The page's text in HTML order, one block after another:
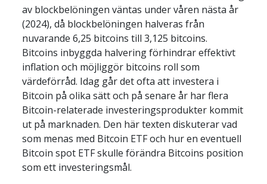
av blockbelöningen väntas under våren nästa år
(2024), då blockbelöningen halveras från
nuvarande 6,25 bitcoins till 3,125 bitcoins.
Bitcoins inbyggda halvering förhindrar effektivt
inflation och möjliggör bitcoins roll som
värdeförråd. Idag går det ofta att investera i
Bitcoin på olika sätt och på senare år har flera
Bitcoin-relaterade investeringsprodukter kommit
ut på marknaden. Den här texten diskuterar vad
som menas med Bitcoin ETF och hur en eventuell
Bitcoin spot ETF skulle förändra Bitcoins position
som ett investeringsmål.